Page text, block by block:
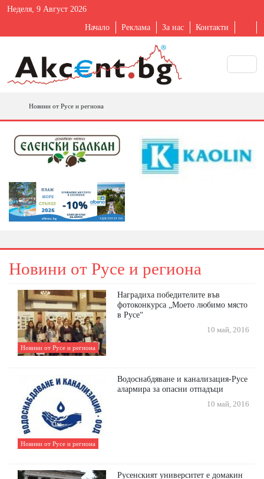
Неделя, 9 Август 2026
Начало Реклама За нас Контакти
Новини от Русе и региона
Новини от Русе и региона
Новини от Русе и региона
Наградиха победителите във
фотоконкурса „Моето любимо място
в Русе“
10 май, 2016
Новини от Русе и региона
Водоснабдяване и канализация-Русе
алармира за опасни отпадъци
10 май, 2016
Русенският университет е домакин